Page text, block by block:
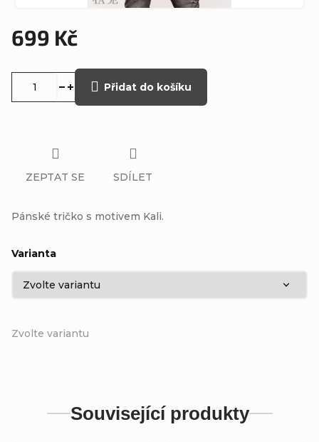
699 Kč
Zvolte variantu
Varianta
Přidat do košíku
Pánské tričko s motivem Kali.
ZEPTAT SE SDÍLET
Související produkty